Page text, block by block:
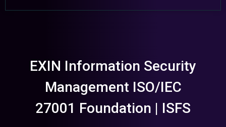
EXIN Information Security
Management ISO/IEC
27001 Foundation | ISFS